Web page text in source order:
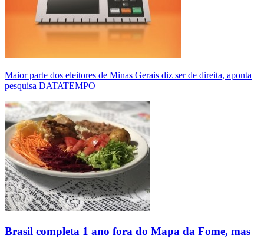
Maior parte dos eleitores de Minas Gerais diz ser de direita, aponta
pesquisa DATATEMPO
Brasil completa 1 ano fora do Mapa da Fome, mas